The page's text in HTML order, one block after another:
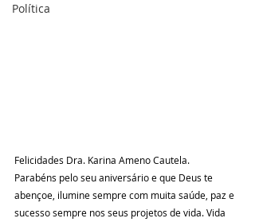
Política
Felicidades Dra. Karina Ameno Cautela.
Parabéns pelo seu aniversário e que Deus te
abençoe, ilumine sempre com muita saúde, paz e
sucesso sempre nos seus projetos de vida. Vida